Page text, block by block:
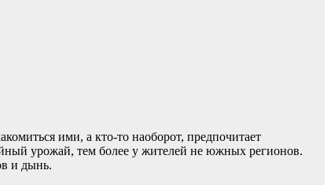
ими, а кто-то наоборот, предпочитает
урожай, тем более у жителей не южных регионов.
и дынь.